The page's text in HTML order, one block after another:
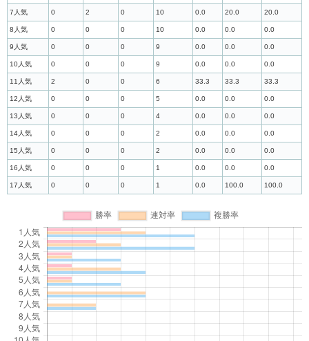
7人気 0 2 0 10 0.0 20.0 20.0
8人気 0 0 0 10 0.0 0.0 0.0
9人気 0 0 0 9 0.0 0.0 0.0
10人気 0 0 0 9 0.0 0.0 0.0
11人気 2 0 0 6 33.3 33.3 33.3
12人気 0 0 0 5 0.0 0.0 0.0
13人気 0 0 0 4 0.0 0.0 0.0
14人気 0 0 0 2 0.0 0.0 0.0
15人気 0 0 0 2 0.0 0.0 0.0
16人気 0 0 0 1 0.0 0.0 0.0
17人気 0 0 0 1 0.0 100.0 100.0